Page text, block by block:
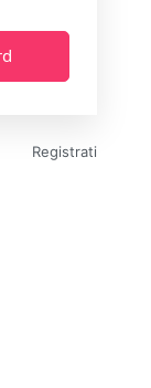
Registrati